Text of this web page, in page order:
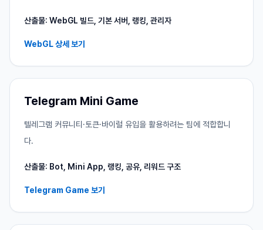
산출물: WebGL 빌드, 기본 서버, 랭킹, 관리자
WebGL 상세 보기
Telegram Mini Game
텔레그램 커뮤니티·토큰·바이럴 유입을 활용하려는 팀에 적합합니
다.
산출물: Bot, Mini App, 랭킹, 공유, 리워드 구조
Telegram Game 보기